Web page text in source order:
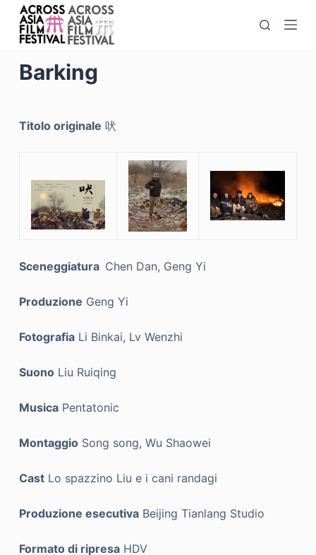
S
a
Barking
Titolo originale 吠
Sceneggiatura Chen Dan, Geng Yi
Produzione Geng Yi
FotografiaLi Binkai, Lv Wenzhi
SuonoLiu Ruiqing
MusicaPentatonic
MontaggioSong song, Wu Shaowei
CastLo spazzino Liu e i cani randagi
Produzione esecutivaBeijing Tianlang Studio
Formato di ripresaHDV